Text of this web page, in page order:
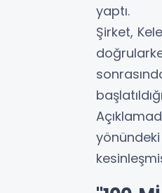
yaptı.
Şirket,